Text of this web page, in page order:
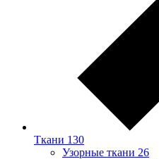
Ткани 130
Узорные ткани 26